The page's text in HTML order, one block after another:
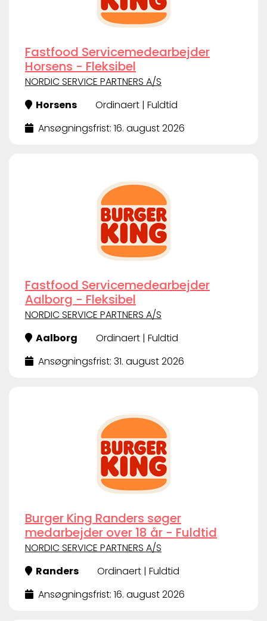
Fastfood Servicemedearbejder
Horsens - Fleksibel
NORDIC SERVICE PARTNERS A/S
Horsens
Ordinaert | Fuldtid
Ansøgningsfrist: 16. august 2026
Fastfood Servicemedearbejder
Aalborg - Fleksibel
NORDIC SERVICE PARTNERS A/S
Aalborg
Ordinaert | Fuldtid
Ansøgningsfrist: 31. august 2026
Burger King Randers søger
medarbejder over 18 år - Fuldtid
NORDIC SERVICE PARTNERS A/S
Randers
Ordinaert | Fuldtid
Ansøgningsfrist: 16. august 2026